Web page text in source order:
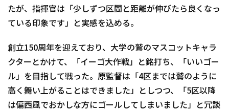
たが、指揮官は「少しずつ区間と距離が伸びたら良くなっ
ている印象です」と実感を込める。
創立150周年を迎えており、大学の鷲のマスコットキャラ
クターとかけて、「イーゴ大作戦」と銘打ち、「いいゴー
ル」を目指して戦った。原監督は「4区までは鷲のように
高く舞い上がることはできました」としつつ、「5区以降
は偏西風でおかしな方にゴールしてしまいました」と冗談